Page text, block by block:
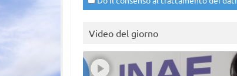
Video del giorno